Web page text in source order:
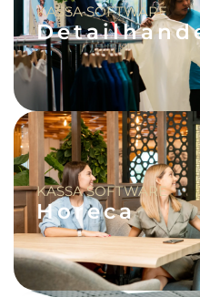
KASSA SOFTWARE
KASSA SOFTWARE
Horeca